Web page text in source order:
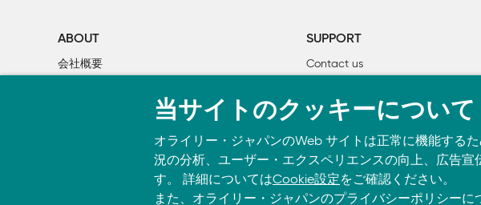
【正】$uniq -d Mus_musculus.GRCm38.75_chr1.bed | wc -l
【誤】| column -t
【誤】監訳注：全ゲノムファイルは巨大なため、本書のGitHubリポジ
全ゲノムの入ったFASTAファイルをダウンロードして試すことができる。
    1.8　再現可能な研究に向けての推奨事項
            1.8.1　コードとデータを公開する
            1.8.2　すべてをドキュメント化する
            1.8.3　図と統計をスクリプトの出力結果にする
            1.8.4　コードをドキュメントとして使用する
    1.9　バイオインフォマティクスのデータスキルを継続的に改善する
第Ⅱ部　前提条件：バイオインフォマティクスプロジェクトを開始するた
ABOUT
会社概要
SUPPORT
Contact us
書籍注文
当サイトのクッキーについて
オライリー・ジャパンのWeb サイトは正常に機能する
況の分析、ユーザー・エクスペリエンスの向上、広告
す。 詳細についてはCookie設定をご確認ください。
また、オライリー・ジャパンのプライバシーポリシーに